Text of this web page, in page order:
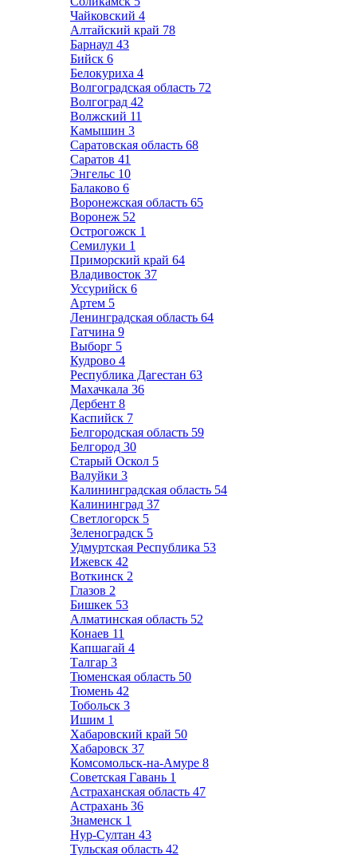
Чайковский 4
Алтайский край 78
Барнаул 43
Бийск 6
Белокуриха 4
Волгоградская область 72
Волгоград 42
Волжский 11
Камышин 3
Саратовская область 68
Саратов 41
Энгельс 10
Балаково 6
Воронежская область 65
Воронеж 52
Острогожск 1
Семилуки 1
Приморский край 64
Владивосток 37
Уссурийск 6
Артем 5
Ленинградская область 64
Гатчина 9
Выборг 5
Кудрово 4
Республика Дагестан 63
Махачкала 36
Дербент 8
Каспийск 7
Белгородская область 59
Белгород 30
Старый Оскол 5
Валуйки 3
Калининградская область 54
Калининград 37
Светлогорск 5
Зеленоградск 5
Удмуртская Республика 53
Ижевск 42
Воткинск 2
Глазов 2
Бишкек 53
Алматинская область 52
Конаев 11
Капшагай 4
Талгар 3
Тюменская область 50
Тюмень 42
Тобольск 3
Ишим 1
Хабаровский край 50
Хабаровск 37
Комсомольск-на-Амуре 8
Советская Гавань 1
Астраханская область 47
Астрахань 36
Знаменск 1
Нур-Султан 43
Тульская область 42